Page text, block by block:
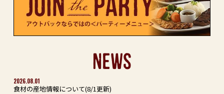
NEWS
2026.08.01
食材の産地情報について(8/1更新)